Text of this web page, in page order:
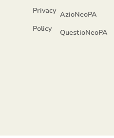
Privacy
Policy
AzioNeoPA
QuestioNeoPA